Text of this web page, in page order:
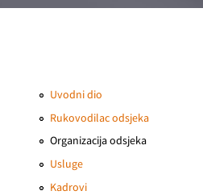
Uvodni dio
Rukovodilac odsjeka
Organizacija odsjeka
Usluge
Kadrovi